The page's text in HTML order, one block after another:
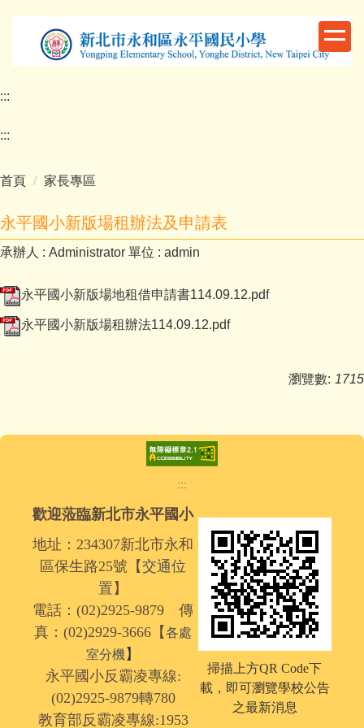
內
區
:::
:::
首頁 家長專區
永平國小新版場租辦法及申請表
承辦人 : Administrator 單位 : admin
永平國小新版場地租借申請書114.09.12.pdf
永平國小新版場租辦法114.09.12.pdf
瀏覽數: 1715
:::
歡迎蒞臨新北市永平國小
地址：234307新北市永和
區保生路25號【交通位
置 】
電話：(02)2925-9879 傳
真：(02)2929-3666【各處
室分機】
永平國小反霸凌專線:
(02)2925-9879轉780
教育部反霸凌專線:1953
掃描上方QR Code下
載， 即可瀏覽學校公告
之最新消息